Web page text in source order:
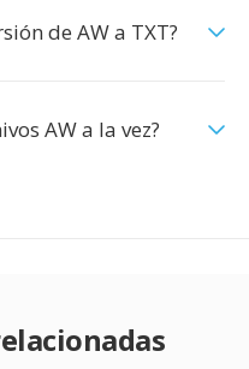
de AW a TXT?
AW a la vez?